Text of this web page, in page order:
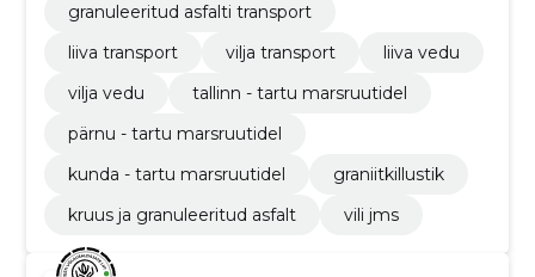
granuleeritud asfalti transport
liiva transport
vilja transport
liiva vedu
vilja vedu
tallinn - tartu marsruutidel
pärnu - tartu marsruutidel
kunda - tartu marsruutidel
graniitkillustik
kruus ja granuleeritud asfalt
vili jms